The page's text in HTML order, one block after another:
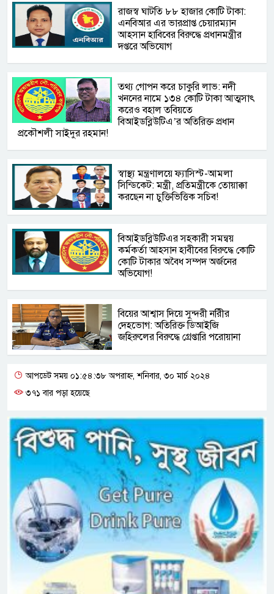
রাজস্ব ঘাটতি ৮৮ হাজার কোটি টাকা:
এনবিআর এর ভারপ্রাপ্ত চেয়ারম্যান
আহসান হাবিবের বিরুদ্ধে প্রধানমন্ত্রীর
দপ্তরে অভিযোগ
তথ্য গোপন করে চাকুরি লাভ: নদী
খননের নামে ১৩৪ কোটি টাকা আত্মসাৎ
করেও বহাল তবিয়তে
বিআইডব্লিউটিএ’র অতিরিক্ত প্রধান
প্রকৌশলী সাইদুর রহমান!
স্বাস্থ্য মন্ত্রণালয়ে ফ্যাসিস্ট-আমলা
সিন্ডিকেট: মন্ত্রী, প্রতিমন্ত্রীকে তোয়াক্কা
করছেন না চুক্তিভিত্তিক সচিব!
বিআইডব্লিউটিএর সহকারী সমন্বয়
কর্মকর্তা আহসান হাবীবের বিরুদ্ধে কোটি
কোটি টাকার অবৈধ সম্পদ অর্জনের
অভিযোগ!
বিয়ের আশ্বাস দিয়ে সুন্দরী নরিীর
দেহভোগ: অতিরিক্ত ডিআইজি
জহিরুলের বিরুদ্ধে গ্রেপ্তারি পরোয়ানা
আপডেট সময় ০১:৫৪:৩৮ অপরাহ্ন, শনিবার, ৩০ মার্চ ২০২৪
৩৭১ বার পড়া হয়েছে